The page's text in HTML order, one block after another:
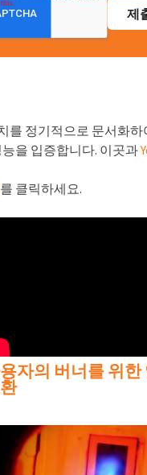
를 정기적으로 문서화하
을 입증합니다. 이곳과
를 클릭하세요.
자의 버너를 위한